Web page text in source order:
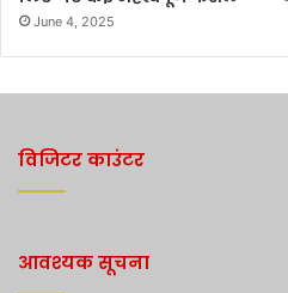
June 4, 2025
विजिटर काउंटर
आवश्यक सूचना